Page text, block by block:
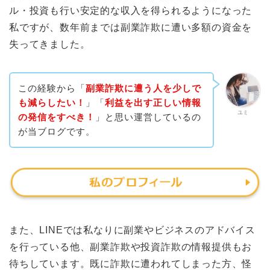
ル・投資も行い安定的な収入を得られるようになった
私ですが、数年前までは副業詐欺に遭い多額の資金を
失ってきました。
ユミ
この経験から「副業詐欺に遭う人を少しで
も減らしたい！
」「利益を出す正しい情報
の発信をすべき！
」と思い運営しているの
が当ブログです。
また、LINEでは私なりに副業やビジネスのアドバイス
を行っている他、副業詐欺や投資詐欺の情報提供もお
待ちしています。既に詐欺に遭われてしまった方、怪